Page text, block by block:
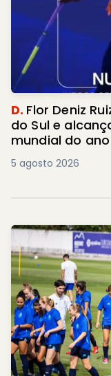
D. Flor Deniz
do Sul e
mundial do ano
5 agosto 2026